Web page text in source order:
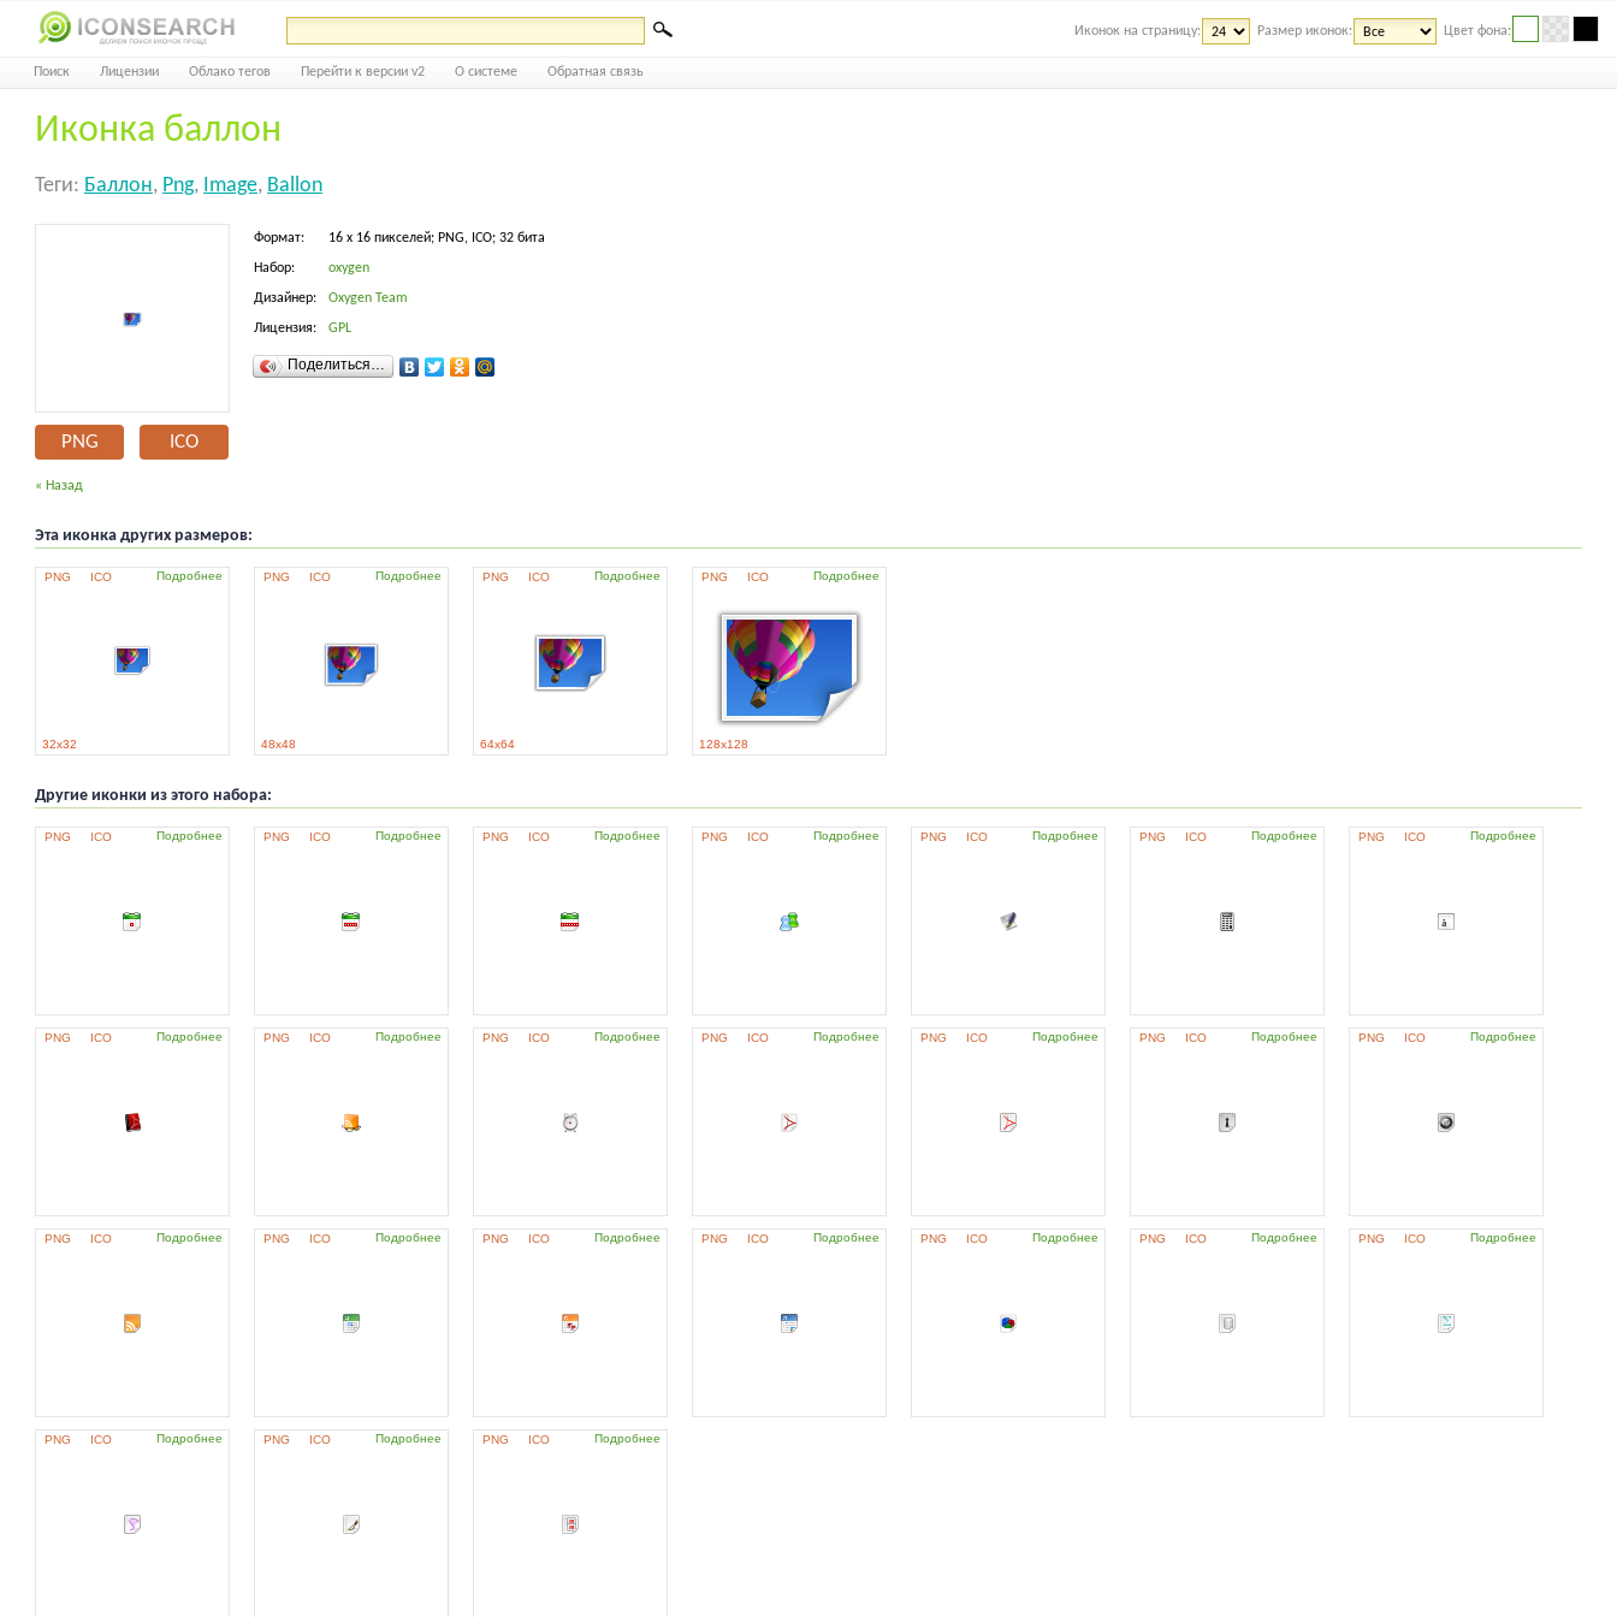
Иконок на страницу: Размер иконок: Цвет фона:
Поиск Лицензии Облако тегов Перейти к версии v2 О системе Обратная связь
Иконка баллон
Теги: Баллон, Png, Image, Ballon
PNG ICO
Формат: 16 x 16 пикселей; PNG, ICO; 32 бита
Набор: oxygen
Дизайнер: Oxygen Team
Лицензия: GPL
Поделиться…
« Назад
Эта иконка других размеров:
PNG ICO Подробнее
32x32
PNG ICO Подробнее
48x48
PNG ICO Подробнее
64x64
PNG ICO Подробнее
128x128
Другие иконки из этого набора:
PNG ICO Подробнее PNG ICO Подробнее PNG ICO Подробнее PNG ICO Подробнее PNG ICO Подробнее PNG ICO Подробнее PNG ICO Подробнее
PNG ICO Подробнее PNG ICO Подробнее PNG ICO Подробнее PNG ICO Подробнее PNG ICO Подробнее PNG ICO Подробнее PNG ICO Подробнее
PNG ICO Подробнее PNG ICO Подробнее PNG ICO Подробнее PNG ICO Подробнее PNG ICO Подробнее PNG ICO Подробнее PNG ICO Подробнее
PNG ICO Подробнее PNG ICO Подробнее PNG ICO Подробнее